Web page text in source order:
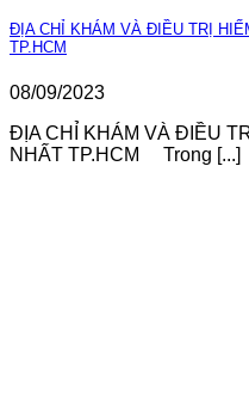
ĐỊA CHỈ KHÁM VÀ ĐIỀU TRỊ
TP.HCM
08/09/2023
ĐỊA CHỈ KHÁM VÀ ĐIỀU
NHẤT TP.HCM Trong [...]